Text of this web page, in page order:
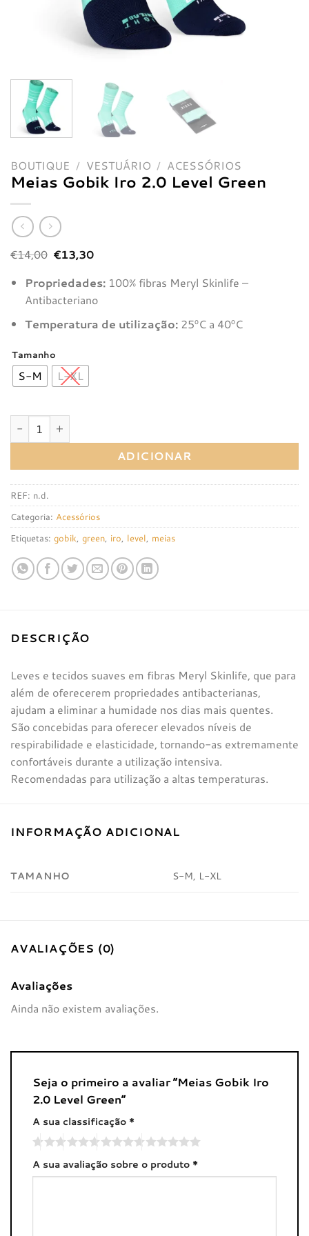
BOUTIQUE / VESTUÁRIO / ACESSÓRIOS
Meias Gobik Iro 2.0 Level Green
€14,00 O
preço
original
era:
€14,00.
€13,30O
atual
é:
€13,30.
Propriedades:100% fibras Meryl Skinlife –
Antibacteriano
Temperatura de utilização:25ºC a 40ºC
Tamanho
S-M L-XL
Quantidade de Meias Gobik Iro 2.0 Level Green
ADICIONAR
REF: n.d.
Categoria: Acessórios
Etiquetas: gobik, green, iro, level, meias
DESCRIÇÃO
Leves e tecidos suaves em fibras Meryl Skinlife, que para
além de oferecerem propriedades antibacterianas,
ajudam a eliminar a humidade nos dias mais quentes.
São concebidas para oferecer elevados níveis de
respirabilidade e elasticidade, tornando-as extremamente
confortáveis durante a utilização intensiva.
Recomendadas para utilização a altas temperaturas.
INFORMAÇÃO ADICIONAL
TAMANHO S-M, L-XL
AVALIAÇÕES (0)
Avaliações
Ainda não existem avaliações.
Seja o primeiro a avaliar “Meias Gobik Iro
2.0 Level Green”
A sua classificação *
A sua avaliação sobre o produto *